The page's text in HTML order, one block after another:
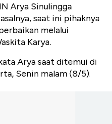
Arya Sinulingga
saat ini pihaknya
melalui
Karya.
Arya saat ditemui di
Senin malam (8/5).